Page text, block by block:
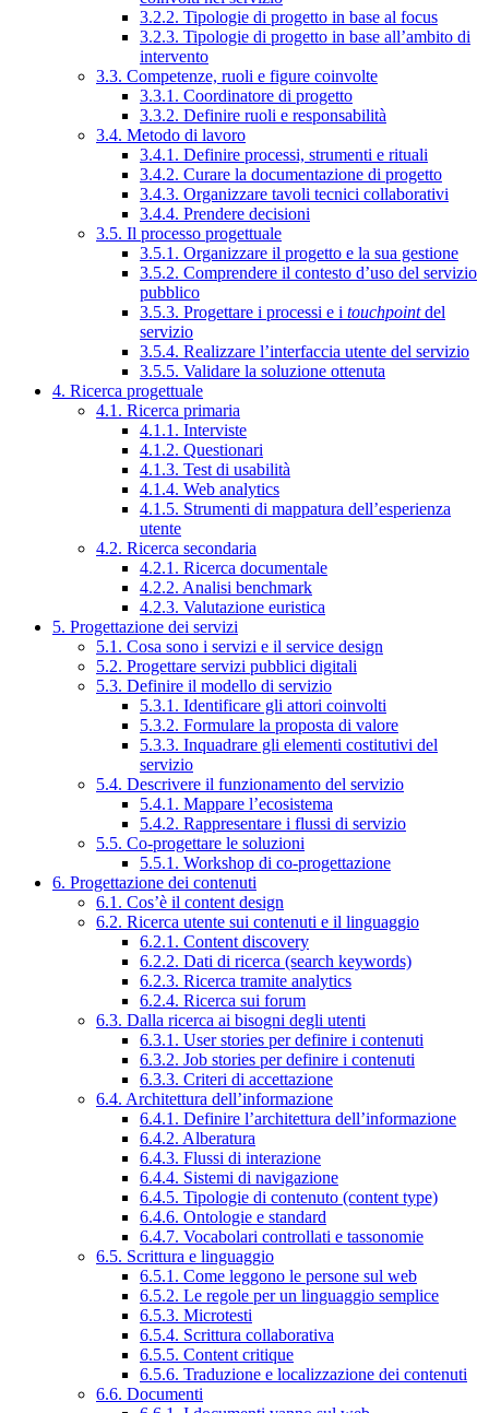
3.2.2. Tipologie di progetto in base al focus
3.2.3. Tipologie di progetto in base all’ambito di
intervento
3.3. Competenze, ruoli e figure coinvolte
3.3.1. Coordinatore di progetto
3.3.2. Definire ruoli e responsabilità
3.4. Metodo di lavoro
3.4.1. Definire processi, strumenti e rituali
3.4.2. Curare la documentazione di progetto
3.4.3. Organizzare tavoli tecnici collaborativi
3.4.4. Prendere decisioni
3.5. Il processo progettuale
3.5.1. Organizzare il progetto e la sua gestione
3.5.2. Comprendere il contesto d’uso del servizio
pubblico
3.5.3. Progettare i processi e i touchpointdel
servizio
3.5.4. Realizzare l’interfaccia utente del servizio
3.5.5. Validare la soluzione ottenuta
4. Ricerca progettuale
4.1. Ricerca primaria
4.1.1. Interviste
4.1.2. Questionari
4.1.3. Test di usabilità
4.1.4. Web analytics
4.1.5. Strumenti di mappatura dell’esperienza
utente
4.2. Ricerca secondaria
4.2.1. Ricerca documentale
4.2.2. Analisi benchmark
4.2.3. Valutazione euristica
5. Progettazione dei servizi
5.1. Cosa sono i servizi e il service design
5.2. Progettare servizi pubblici digitali
5.3. Definire il modello di servizio
5.3.1. Identificare gli attori coinvolti
5.3.2. Formulare la proposta di valore
5.3.3. Inquadrare gli elementi costitutivi del
servizio
5.4. Descrivere il funzionamento del servizio
5.4.1. Mappare l’ecosistema
5.4.2. Rappresentare i flussi di servizio
5.5. Co-progettare le soluzioni
5.5.1. Workshop di co-progettazione
6. Progettazione dei contenuti
6.1. Cos’è il content design
6.2. Ricerca utente sui contenuti e il linguaggio
6.2.1. Content discovery
6.2.2. Dati di ricerca (search keywords)
6.2.3. Ricerca tramite analytics
6.2.4. Ricerca sui forum
6.3. Dalla ricerca ai bisogni degli utenti
6.3.1. User stories per definire i contenuti
6.3.2. Job stories per definire i contenuti
6.3.3. Criteri di accettazione
6.4. Architettura dell’informazione
6.4.1. Definire l’architettura dell’informazione
6.4.2. Alberatura
6.4.3. Flussi di interazione
6.4.4. Sistemi di navigazione
6.4.5. Tipologie di contenuto (content type)
6.4.6. Ontologie e standard
6.4.7. Vocabolari controllati e tassonomie
6.5. Scrittura e linguaggio
6.5.1. Come leggono le persone sul web
6.5.2. Le regole per un linguaggio semplice
6.5.3. Microtesti
6.5.4. Scrittura collaborativa
6.5.5. Content critique
6.5.6. Traduzione e localizzazione dei contenuti
6.6. Documenti